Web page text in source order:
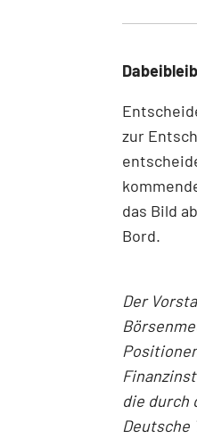
zur
das Bild
Bord.
Der
die durch
Deutsche